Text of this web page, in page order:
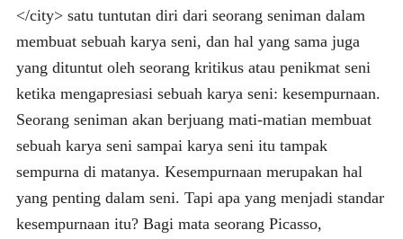
</city> satu tuntutan diri dari seorang seniman dalam
membuat sebuah karya seni, dan hal yang sama juga
yang dituntut oleh seorang kritikus atau penikmat seni
ketika mengapresiasi sebuah karya seni: kesempurnaan.
Seorang seniman akan berjuang mati-matian membuat
sebuah karya seni sampai karya seni itu tampak
sempurna di matanya. Kesempurnaan merupakan hal
yang penting dalam seni. Tapi apa yang menjadi standar
kesempurnaan itu? Bagi mata seorang Picasso,